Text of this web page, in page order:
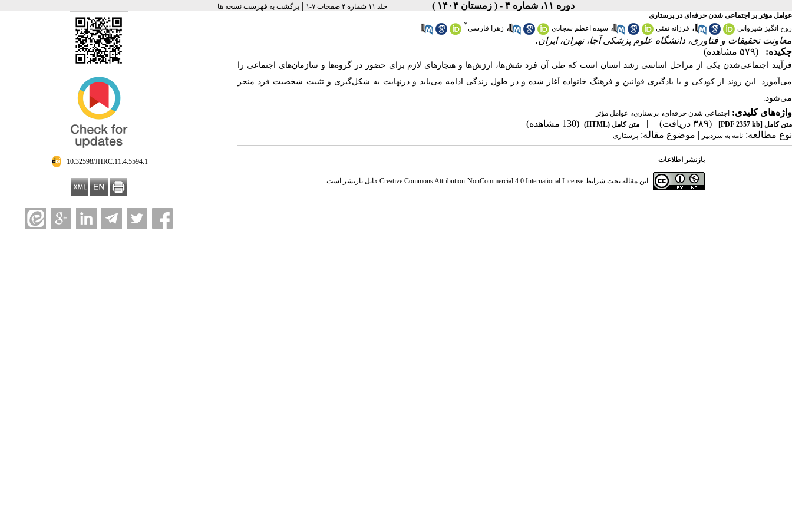
دوره ۱۱، شماره ۴ - ( زمستان ۱۴۰۴ ) جلد ۱۱ شماره ۴ صفحات ۷-۱ | برگشت به فهرست نسخه ها
‎ 10.32598/JHRC.11.4.5594.1
عوامل مؤثر بر اجتماعی شدن حرفه‌ای در پرستاری
روح انگیز شیروانی
، فرزانه تقئی ، سیده اعظم سجادی ، زهرا فارسی*
معاونت تحقیقات و فناوری، دانشگاه علوم پزشکی آجا، تهران، ایران.
چکیده:
(۵۷۹ مشاهده)
فرآیند اجتماعی‌شدن یکی از مراحل اساسی رشد انسان است که طی آن فرد نقش‌ها، ارزش‌ها و هنجارهای لازم برای حضور در گروه‌ها و سازمان‌های اجتماعی را
می‌آموزد. این روند از کودکی و با یادگیری قوانین و فرهنگ خانواده آغاز شده و در طول زندگی ادامه می‌یابد و درنهایت به شکل‌گیری و تثبیت شخصیت فرد منجر
می‌شود.
واژه‌های کلیدی: اجتماعی شدن حرفه‌ای، پرستاری، عوامل مؤثر
متن کامل [PDF 2357 kb] (۳۸۹ دریافت) | | متن کامل (HTML)
(130 مشاهده)
نوع مطالعه: نامه به سردبیر | موضوع مقاله: پرستاری
بازنشر اطلاعات
این مقاله تحت شرایط Creative Commons Attribution-NonCommercial 4.0 International Licenseقابل بازنشر است.